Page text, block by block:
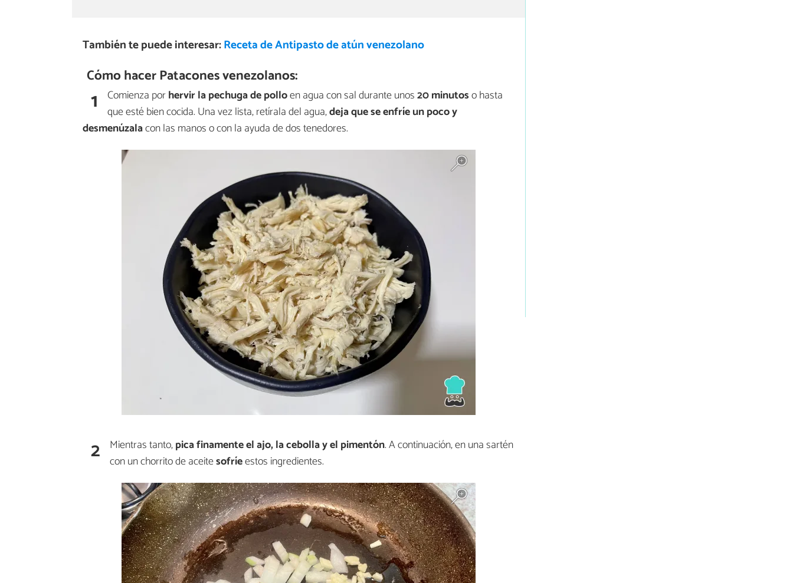
También te puede interesar:Receta de Antipasto de atún venezolano
Cómo hacer Patacones venezolanos:
1 Comienza porhervir la pechuga de polloen agua con sal durante unos20 minutoso hasta
que esté bien cocida. Una vez lista, retírala del agua,deja que se enfríe un poco y
desmenúzalacon las manos o con la ayuda de dos tenedores.
2 Mientras tanto,pica finamente el ajo, la cebolla y el pimentón. A continuación, en una sartén
con un chorrito de aceitesofríeestos ingredientes.